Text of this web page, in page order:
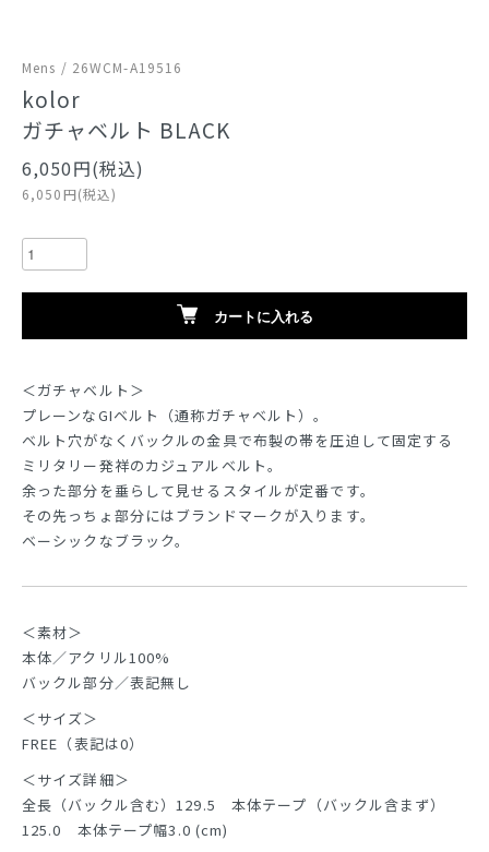
Mens / 26WCM-A19516
kolor
ガチャベルト BLACK
6,050円(税込)
6,050円(税込)
カートに入れる
＜ガチャベルト＞
プレーンなGIベルト（通称ガチャベルト）。
ベルト穴がなくバックルの金具で布製の帯を圧迫して固定する
ミリタリー発祥のカジュアルベルト。
余った部分を垂らして見せるスタイルが定番です。
その先っちょ部分にはブランドマークが入ります。
ベーシックなブラック。
＜素材＞
本体／アクリル100%
バックル部分／表記無し
＜サイズ＞
FREE（表記は0）
＜サイズ詳細＞
全長（バックル含む）129.5 本体テープ（バックル含まず）
125.0 本体テープ幅3.0 (cm)